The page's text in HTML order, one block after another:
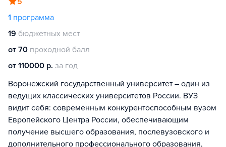
1 программа
19 бюджетных мест
от 70 проходной балл
от 110000 р. за год
Воронежский государственный университет – один из
ведущих классических университетов России. ВУЗ
видит себя: современным конкурентоспособным вузом
Европейского Центра России, обеспечивающим
получение высшего образования, послевузовского и
дополнительного профессионального образования,